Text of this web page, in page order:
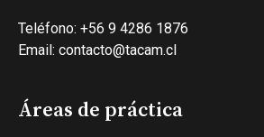
Teléfono: +56 9 4286 1876
Email: contacto@tacam.cl
Áreas de práctica